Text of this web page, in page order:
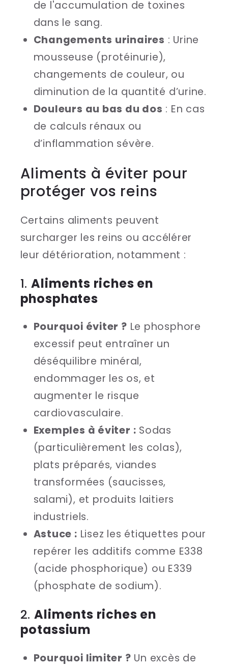
de l'accumulation de toxines
dans le sang.
Changements urinaires : Urine
mousseuse (protéinurie),
changements de couleur, ou
diminution de la quantité d’urine.
Douleurs au bas du dos : En cas
de calculs rénaux ou
d’inflammation sévère.
Aliments à éviter pour
protéger vos reins
Certains aliments peuvent
surcharger les reins ou accélérer
leur détérioration, notamment :
1.Aliments riches en
phosphates
Pourquoi éviter ? Le phosphore
excessif peut entraîner un
déséquilibre minéral,
endommager les os, et
augmenter le risque
cardiovasculaire.
Exemples à éviter : Sodas
(particulièrement les colas),
plats préparés, viandes
transformées (saucisses,
salami), et produits laitiers
industriels.
Astuce : Lisez les étiquettes pour
repérer les additifs comme E338
(acide phosphorique) ou E339
(phosphate de sodium).
2.Aliments riches en
potassium
Pourquoi limiter ? Un excès de